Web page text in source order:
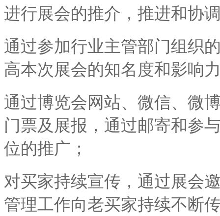
进行展会的推介，推进和协
通过参加行业主管部门组织
高本次展会的知名度和影响
通过博览会网站、微信、微
门票及展报，通过邮寄和参
位的推广；
对买家持续宣传，通过展会
管理工作向老买家持续不断